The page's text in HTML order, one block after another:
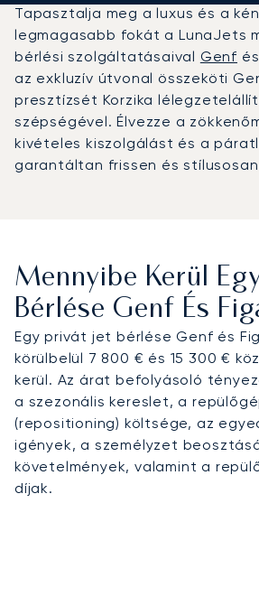
Tapasztalja meg a luxus és a
legmagasabb fokát a LunaJets
bérlési szolgáltatásaival Genf
az exkluzív útvonal összeköti
presztízsét Korzika
szépségével. Élvezze a
kivételes kiszolgálást és a
garantáltan frissen és stílusosan
Mennyibe Kerül
Bérlése Genf És
Egy privát jet bérlése Genf és
körülbelül 7 800 € és 15 300 €
kerül. Az árat befolyásoló
a szezonális kereslet, a
(repositioning) költsége, az
igények, a személyzet
követelmények, valamint a
díjak.